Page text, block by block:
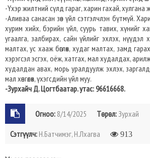
-Үхэр жилтний сүлд гараг, харин гахай, хулгана
-Аливаа санасан зөв үйл сэтгэлчлэн бүтмүй.
хурим хийх, бэрийн үйл, суурь тавих, хүнийг
угаалга, залбирах, сайн үйлийг эхлэх, нүүдэл
малтах, ус хааж бөглөх, худаг малтах, замд
хэрэгсэл эсгэх, оёж, хатгах, мал худалдах,
худалдан авах, морь уралдуулж эхлэх,
мал хөнгөлөх, үхэгсдийн үйл муу.
-Зурхайч Д. Цогтбаатар. утас: 96616668.
Огноо: 8/14/2025 Төрөл:Зурхай
Сэтгүүлч: Н.Батчимэг, Н.Лхагва 913